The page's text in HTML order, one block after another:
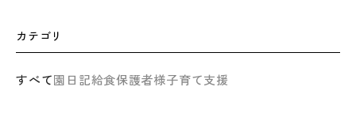
カテゴリ
すべて園日記給食保護者様子育て支援